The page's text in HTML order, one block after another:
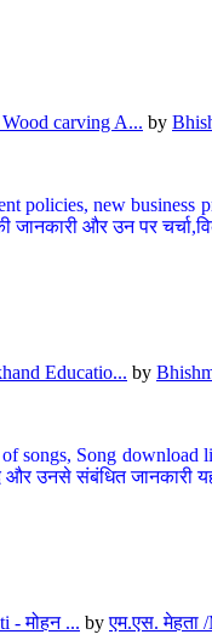
carving A... by
policies, new
जानकारी और उन पर
Educatio... by
songs, Song
और उनसे संबंधित जानकारी
- मोहन ... byएम.एस. मेहता